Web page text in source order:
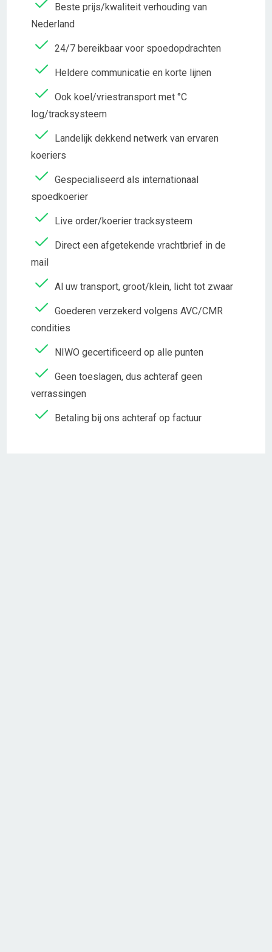
Beste prijs/kwaliteit verhouding van
Nederland
24/7 bereikbaar voor spoedopdrachten
Heldere communicatie en korte lijnen
Ook koel/vriestransport met °C
log/tracksysteem
Landelijk dekkend netwerk van ervaren
koeriers
Gespecialiseerd als internationaal
spoedkoerier
Live order/koerier tracksysteem
Direct een afgetekende vrachtbrief in de
mail
Al uw transport, groot/klein, licht tot zwaar
Goederen verzekerd volgens AVC/CMR
condities
NIWO gecertificeerd op alle punten
Geen toeslagen, dus achteraf geen
verrassingen
Betaling bij ons achteraf op factuur